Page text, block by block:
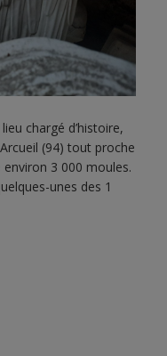
chargé d’histoire,
(94) tout proche
environ 3 000 moules.
unes des 1